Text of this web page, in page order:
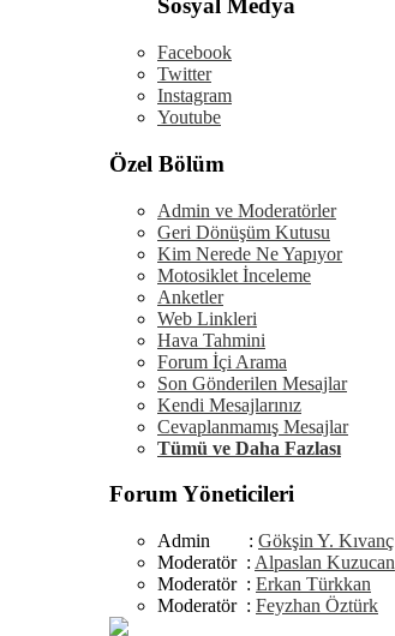
Sosyal Medya
Facebook
Twitter
Instagram
Youtube
Özel Bölüm
Admin ve Moderatörler
Geri Dönüşüm Kutusu
Kim Nerede Ne Yapıyor
Motosiklet İnceleme
Anketler
Web Linkleri
Hava Tahmini
Forum İçi Arama
Son Gönderilen Mesajlar
Kendi Mesajlarınız
Cevaplanmamış Mesajlar
Tümü ve Daha Fazlası
Forum Yöneticileri
Admin : Gökşin Y. Kıvanç
Moderatör : Alpaslan Kuzucan
Moderatör : Erkan Türkkan
Moderatör : Feyzhan Öztürk